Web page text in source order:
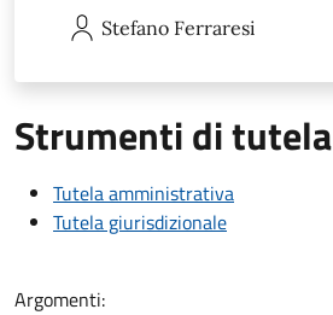
Stefano Ferraresi
Strumenti di tutela
Tutela amministrativa
Tutela giurisdizionale
Argomenti: